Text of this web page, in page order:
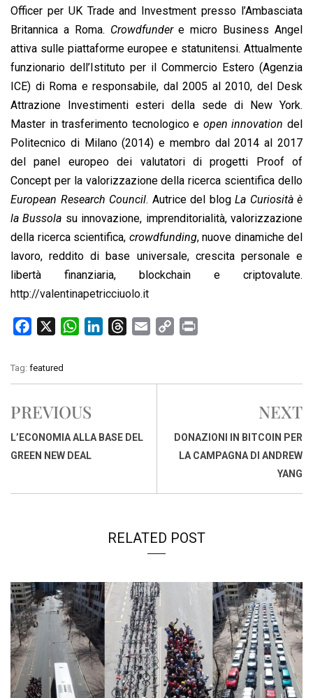
Officer per UK Trade and Investment presso l’Ambasciata
Britannica a Roma. Crowdfundere micro Business Angel
attiva sulle piattaforme europee e statunitensi. Attualmente
funzionario dell’Istituto per il Commercio Estero (Agenzia
ICE) di Roma e responsabile, dal 2005 al 2010, del Desk
Attrazione Investimenti esteri della sede di New York.
Master in trasferimento tecnologico e open innovationdel
Politecnico di Milano (2014) e membro dal 2014 al 2017
del panel europeo dei valutatori di progetti Proof of
Concept per la valorizzazione della ricerca scientifica dello
European Research Council. Autrice del blog La Curiosità è
la Bussola su innovazione, imprenditorialità, valorizzazione
della ricerca scientifica, crowdfunding, nuove dinamiche del
lavoro, reddito di base universale, crescita personale e
libertà finanziaria, blockchain e criptovalute.
http://valentinapetricciuolo.it
c
e
o
o
k
W
t
A
p
p
k
I
e
s
i
y
n
n
Tag: featured
PREVIOUS
L’ECONOMIA ALLA BASE DEL
GREEN NEW DEAL
NEXT
DONAZIONI IN BITCOIN PER
LA CAMPAGNA DI ANDREW
YANG
RELATED POST